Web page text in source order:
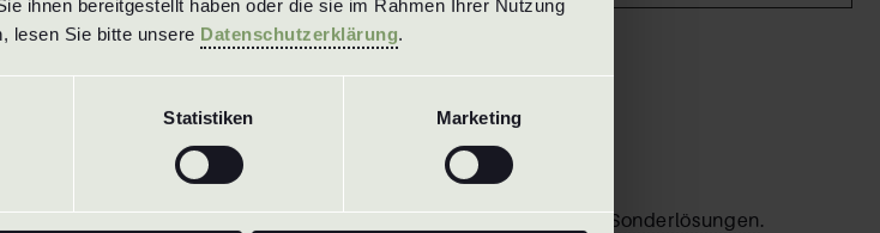
ihnen bereitgestellt haben oder die sie im Rahmen Ihrer Nutzung
lesen Sie bitte unsere Datenschutzerklärung.
Statistiken Marketing
und alle anderen zerspanbaren Werkstoffe
Zurück zur
unserer Düsen
Wir sind Spezialist für kundenspezifischeSonderlösungen.